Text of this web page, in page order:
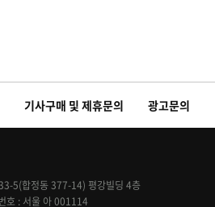
기사구매 및 제휴문의 광고문의
5(합정동 377-14) 평강빌딩 4층
호 서울 아 001114